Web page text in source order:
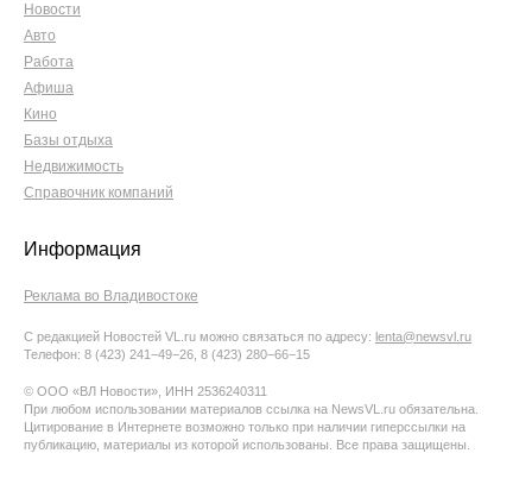
Новости
Авто
Работа
Афиша
Кино
Базы отдыха
Недвижимость
Справочник компаний
Информация
Реклама во Владивостоке
С редакцией Новостей VL.ru можно связаться по адресу: lenta@newsvl.ru
Телефон: 8 (423) 241−49−26, 8 (423) 280−66−15
© ООО «ВЛ Новости», ИНН 2536240311
При любом использовании материалов ссылка на NewsVL.ru обязательна.
Цитирование в Интернете возможно только при наличии гиперссылки на
публикацию, материалы из которой использованы. Все права защищены.